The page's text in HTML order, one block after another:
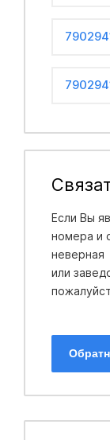
Если Вы
номера и
неверная
или